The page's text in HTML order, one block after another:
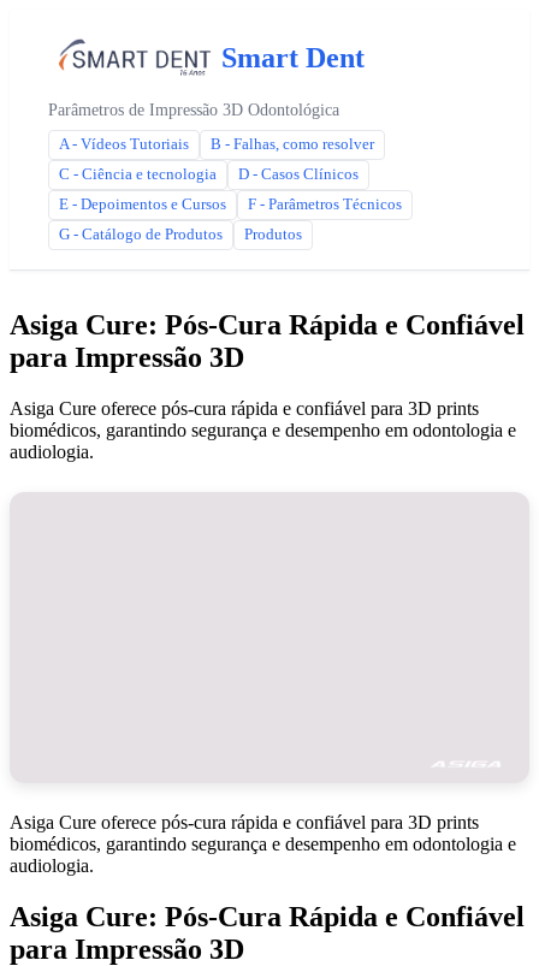
Smart Dent
Parâmetros de Impressão 3D Odontológica
A - Vídeos Tutoriais
B - Falhas, como resolver
C - Ciência e tecnologia
D - Casos Clínicos
E - Depoimentos e Cursos
F - Parâmetros Técnicos
G - Catálogo de Produtos
Produtos
Asiga Cure: Pós-Cura Rápida e Confiável
para Impressão 3D
Asiga Cure oferece pós-cura rápida e confiável para 3D prints
biomédicos, garantindo segurança e desempenho em odontologia e
audiologia.
Asiga Cure oferece pós-cura rápida e confiável para 3D prints
biomédicos, garantindo segurança e desempenho em odontologia e
audiologia.
Asiga Cure: Pós-Cura Rápida e Confiável
para Impressão 3D